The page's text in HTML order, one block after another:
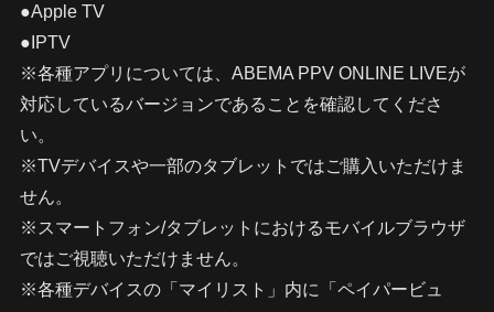
●Apple TV
●IPTV
※各種アプリについては、ABEMA PPV ONLINE LIVEが
対応しているバージョンであることを確認してくださ
い。
※TVデバイスや一部のタブレットではご購入いただけま
せん。
※スマートフォン/タブレットにおけるモバイルブラウザ
ではご視聴いただけません。
※各種デバイスの「マイリスト」内に「ペイパービュ